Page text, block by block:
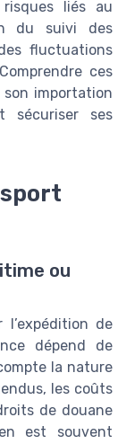
liés au
du suivi des
fluctuations
ces
importation
sécuriser ses
ou
de
dépend de
la nature
les coûts
de douane
est souvent